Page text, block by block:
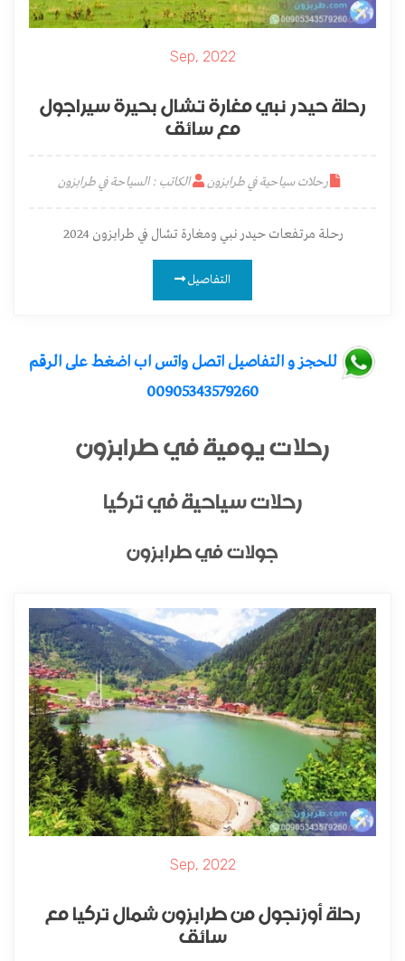
Sep, 2022
رحلة حيدر نبي مغارة تشال بحيرة سيراجول
مع سائق
رحلات سياحية في طرابزون الكاتب : السياحة في طرابزون
رحلة مرتفعات حيدر نبي ومغارة تشال في طرابزون 2024
التفاصيل
للحجز و التفاصيل اتصل واتس اب اضغط على الرقم
00905343579260
رحلات يومية في طرابزون
رحلات سياحية في تركيا
جولات في طرابزون
Sep, 2022
رحلة أوزنجول من طرابزون شمال تركيا مع
سائق